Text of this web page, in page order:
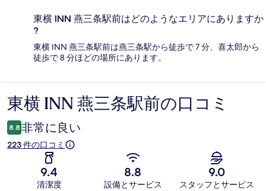
東横 INN 燕三条駅前はどのようなエリアにありますか
?
東横 INN 燕三条駅前は燕三条駅から徒歩で 7 分、喜太郎から
徒歩で 8 分ほどの場所にあります。
口
コ
ミ
東横 INN 燕三条駅前の口コミ
8.8 非常に良い
223 件の口コミ
9.4
清潔度
8.8
設備とサービス
9.0
スタッフとサービス